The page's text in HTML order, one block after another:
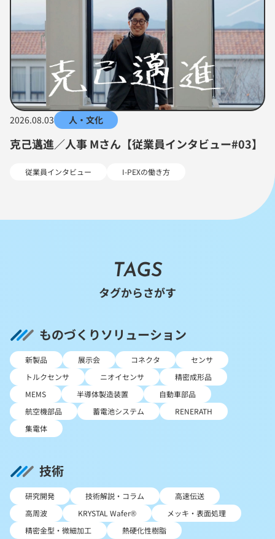
2026.08.03 人・文化
克己邁進／人事 Mさん【従業員インタビュー#03】
従業員インタビュー I-PEXの働き方
TAGS
タグからさがす
ものづくりソリューション
新製品 展示会 コネクタ
センサ
トルクセンサ
ニオイセンサ
精密成形品
MEMS
半導体製造装置
自動車部品
航空機部品
蓄電池システム
RENERATH
集電体
技術
研究開発 技術解説・コラム
高速伝送
高周波
KRYSTAL Wafer®
メッキ・表面処理
精密金型・微細加工
熱硬化性樹脂